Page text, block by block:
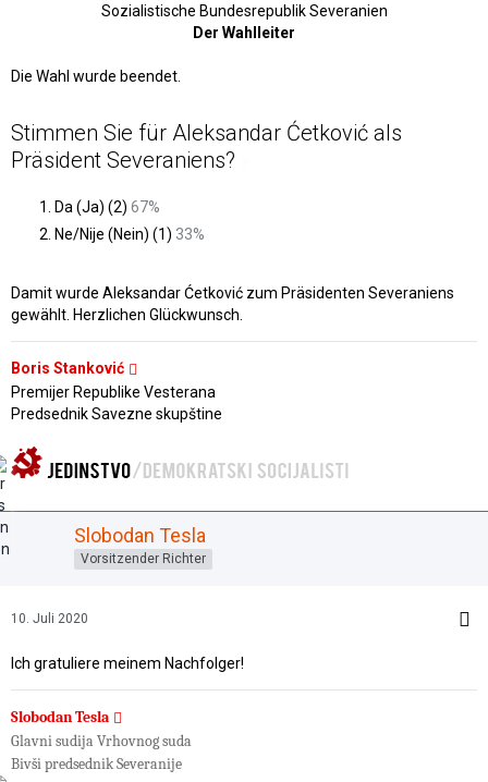
Sozialistische Bundesrepublik Severanien
Der Wahlleiter
Die Wahl wurde beendet.
Stimmen Sie für Aleksandar Ćetković als
Präsident Severaniens?
Da (Ja) (2) 67%
Ne/Nije (Nein) (1) 33%
Damit wurde Aleksandar Ćetković zum Präsidenten Severaniens
gewählt. Herzlichen Glückwunsch.
Boris Stanković
Premijer Republike Vesterana
Predsednik Savezne skupštine
Slobodan Tesla
Vorsitzender Richter
10. Juli 2020
Ich gratuliere meinem Nachfolger!
Slobodan Tesla
Glavni sudija Vrhovnog suda
Bivši predsednik Severanije